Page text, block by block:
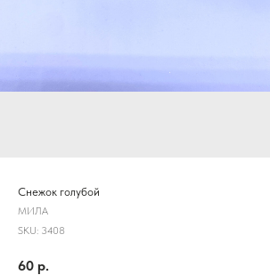
Снежок голубой
МИЛА
SKU: 3408
60 р.